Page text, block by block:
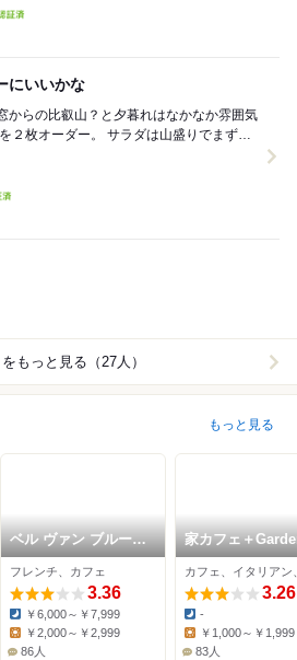
にいいかな
からの比叡山？と夕暮れはなかなか雰囲気
もっと見る（27人）
もっと見る
ベル ヴァン ブルージ
ュ
フレンチ、カフェ
3.36
Dinner:
￥6,000～￥7,999
Lunch:
￥2,000～￥2,999
86人
家カフェ＋
3.26
Dinner:
-
Lunch:
￥1,000～￥1,999
83人